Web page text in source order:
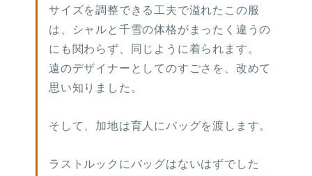
サイズを調整できる工夫で溢れたこの服
は、シャルと千雪の体格がまったく違うの
にも関わらず、同じように着られます。
遠のデザイナーとしてのすごさを、改めて
思い知りました。
そして、加地は育人にバッグを渡します。
ラストルックにバッグはないはずでした